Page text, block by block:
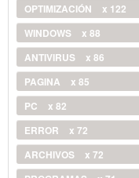
OPTIMIZACIÓN
x 122
WINDOWS
x 88
ANTIVIRUS
x 86
PAGINA
x 85
PC
x 82
ERROR
x 72
ARCHIVOS
x 72